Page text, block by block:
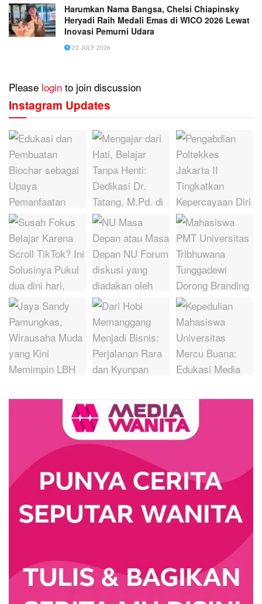
Harumkan Nama Bangsa, Chelsi Chiapinsky
Heryadi Raih Medali Emas di WICO 2026 Lewat
Inovasi Pemurni Udara
22 JULY 2026
Please login to join discussion
Instagram Updates